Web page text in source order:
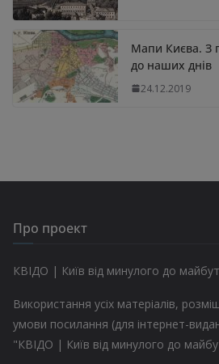
Мапи Києва. З
до наших днів
24.12.2019
Про проект
КВІДО | Київ від минулого до
Використання усіх матеріалів,
умови посилання (для інтернет-
"КВІДО | Київ від минулого до